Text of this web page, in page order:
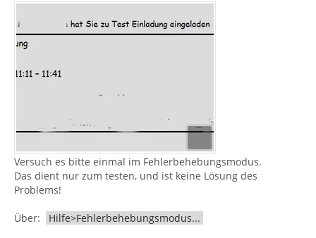
Versuch es bitte einmal im Fehlerbehebungsmodus.
Das dient nur zum testen, und ist keine Lösung des
Problems!
Über: Hilfe>Fehlerbehebungsmodus...